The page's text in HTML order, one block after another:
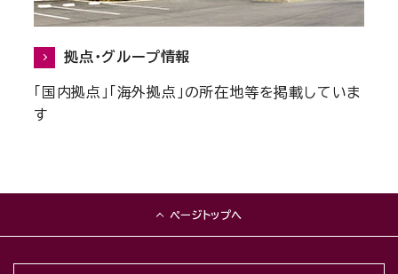
拠点・グループ情報
「国内拠点」「海外拠点」の所在地等を掲載していま
す
ページトップへ